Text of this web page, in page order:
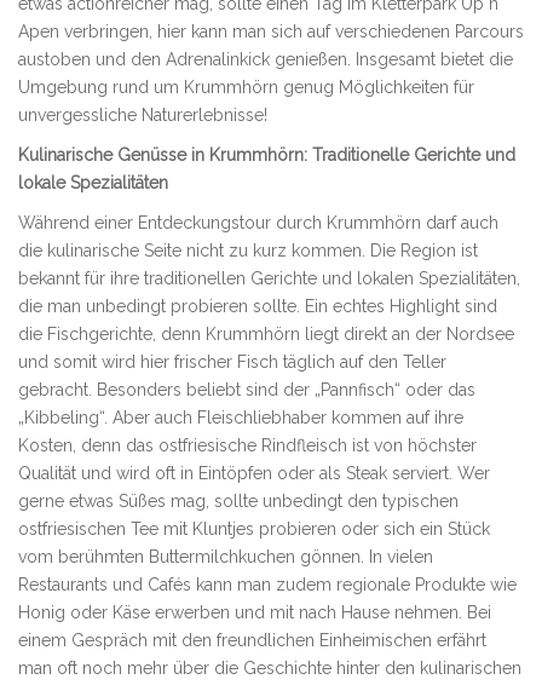
Apen verbringen, hier kann man sich auf verschiedenen Parcours
austoben und den Adrenalinkick genießen. Insgesamt bietet die
Umgebung rund um Krummhörn genug Möglichkeiten für
unvergessliche Naturerlebnisse!
Kulinarische Genüsse in Krummhörn: Traditionelle Gerichte und
lokale Spezialitäten
Während einer Entdeckungstour durch Krummhörn darf auch
die kulinarische Seite nicht zu kurz kommen. Die Region ist
bekannt für ihre traditionellen Gerichte und lokalen Spezialitäten,
die man unbedingt probieren sollte. Ein echtes Highlight sind
die Fischgerichte, denn Krummhörn liegt direkt an der Nordsee
und somit wird hier frischer Fisch täglich auf den Teller
gebracht. Besonders beliebt sind der „Pannfisch“ oder das
„Kibbeling“. Aber auch Fleischliebhaber kommen auf ihre
Kosten, denn das ostfriesische Rindfleisch ist von höchster
Qualität und wird oft in Eintöpfen oder als Steak serviert. Wer
gerne etwas Süßes mag, sollte unbedingt den typischen
ostfriesischen Tee mit Kluntjes probieren oder sich ein Stück
vom berühmten Buttermilchkuchen gönnen. In vielen
Restaurants und Cafés kann man zudem regionale Produkte wie
Honig oder Käse erwerben und mit nach Hause nehmen. Bei
einem Gespräch mit den freundlichen Einheimischen erfährt
man oft noch mehr über die Geschichte hinter den kulinarischen